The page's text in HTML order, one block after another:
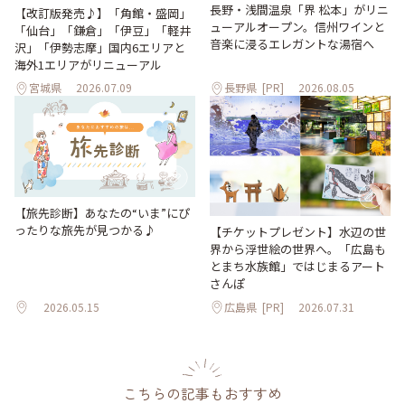
【改訂版発売♪】「角館・盛岡」
「仙台」「鎌倉」「伊豆」「軽井
沢」「伊勢志摩」国内6エリアと
海外1エリアがリニューアル
宮城県 2026.07.09
長野・浅間温泉「界 松本」がリニ
ューアルオープン。信州ワインと
音楽に浸るエレガントな湯宿へ
長野県 [PR] 2026.08.05
【旅先診断】あなたの“いま”にぴ
ったりな旅先が見つかる♪
2026.05.15
【チケットプレゼント】水辺の世
界から浮世絵の世界へ。「広島も
とまち水族館」ではじまるアート
さんぽ
広島県 [PR] 2026.07.31
こちらの記事もおすすめ